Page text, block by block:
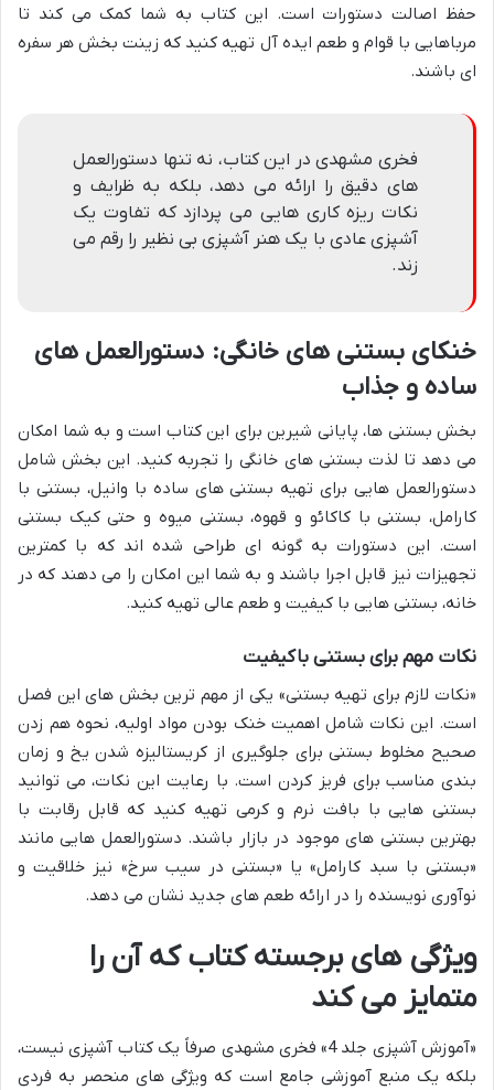
حفظ اصالت دستورات است. این کتاب به شما کمک می کند تا
مرباهایی با قوام و طعم ایده آل تهیه کنید که زینت بخش هر سفره
ای باشند.
فخری مشهدی در این کتاب، نه تنها دستورالعمل
های دقیق را ارائه می دهد، بلکه به ظرایف و
نکات ریزه کاری هایی می پردازد که تفاوت یک
آشپزی عادی با یک هنر آشپزی بی نظیر را رقم می
زند.
خنکای بستنی های خانگی: دستورالعمل های
ساده و جذاب
بخش بستنی ها، پایانی شیرین برای این کتاب است و به شما امکان
می دهد تا لذت بستنی های خانگی را تجربه کنید. این بخش شامل
دستورالعمل هایی برای تهیه بستنی های ساده با وانیل، بستنی با
کارامل، بستنی با کاکائو و قهوه، بستنی میوه و حتی کیک بستنی
است. این دستورات به گونه ای طراحی شده اند که با کمترین
تجهیزات نیز قابل اجرا باشند و به شما این امکان را می دهند که در
خانه، بستنی هایی با کیفیت و طعم عالی تهیه کنید.
نکات مهم برای بستنی باکیفیت
«نکات لازم برای تهیه بستنی» یکی از مهم ترین بخش های این فصل
است. این نکات شامل اهمیت خنک بودن مواد اولیه، نحوه هم زدن
صحیح مخلوط بستنی برای جلوگیری از کریستالیزه شدن یخ و زمان
بندی مناسب برای فریز کردن است. با رعایت این نکات، می توانید
بستنی هایی با بافت نرم و کرمی تهیه کنید که قابل رقابت با
بهترین بستنی های موجود در بازار باشند. دستورالعمل هایی مانند
«بستنی با سبد کارامل» یا «بستنی در سیب سرخ» نیز خلاقیت و
نوآوری نویسنده را در ارائه طعم های جدید نشان می دهد.
ویژگی های برجسته کتاب که آن را
متمایز می کند
«آموزش آشپزی جلد 4» فخری مشهدی صرفاً یک کتاب آشپزی نیست،
بلکه یک منبع آموزشی جامع است که ویژگی های منحصر به فردی